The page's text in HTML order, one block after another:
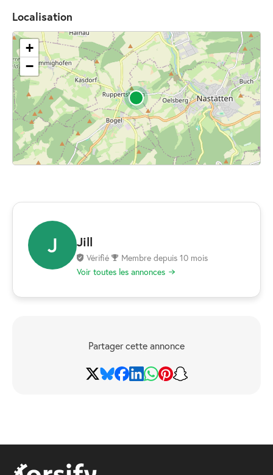
Localisation
+
−
J Jill
Vérifié
Membre depuis 10 mois
Voir toutes les annonces
Partager cette annonce